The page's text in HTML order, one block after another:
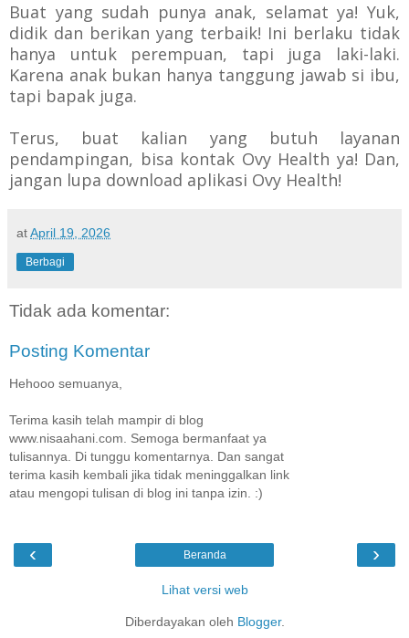
Buat yang sudah punya anak, selamat ya! Yuk,
didik dan berikan yang terbaik! Ini berlaku tidak
hanya untuk perempuan, tapi juga laki-laki.
Karena anak bukan hanya tanggung jawab si ibu,
tapi bapak juga.
Terus, buat kalian yang butuh layanan
pendampingan, bisa kontak Ovy Health ya! Dan,
jangan lupa download aplikasi Ovy Health!
atApril 19, 2026
Berbagi
Tidak ada komentar:
Posting Komentar
Hehooo semuanya,
Terima kasih telah mampir di blog
www.nisaahani.com. Semoga bermanfaat ya
tulisannya. Di tunggu komentarnya. Dan sangat
terima kasih kembali jika tidak meninggalkan link
atau mengopi tulisan di blog ini tanpa izin. :)
‹ ›
Beranda
Lihat versi web
Diberdayakan oleh Blogger.